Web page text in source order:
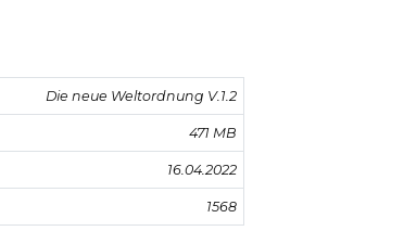
Die neue Weltordnung V.1.2
471 MB
16.04.2022
1568